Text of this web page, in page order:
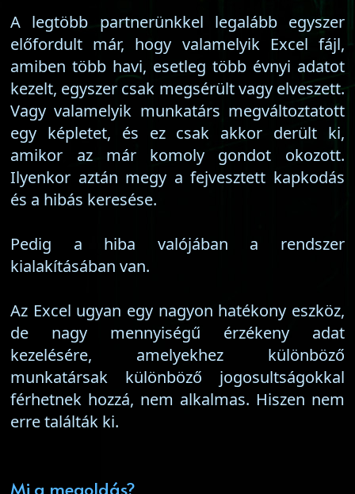
A legtöbb partnerünkkel legalább egyszer
előfordult már, hogy valamelyik Excel fájl,
amiben több havi, esetleg több évnyi adatot
kezelt, egyszer csak megsérült vagy elveszett.
Vagy valamelyik munkatárs megváltoztatott
egy képletet, és ez csak akkor derült ki,
amikor az már komoly gondot okozott.
Ilyenkor aztán megy a fejvesztett kapkodás
és a hibás keresése.
Pedig a hiba valójában a rendszer
kialakításában van.
Az Excel ugyan egy nagyon hatékony eszköz,
de nagy mennyiségű érzékeny adat
kezelésére, amelyekhez különböző
munkatársak különböző jogosultságokkal
férhetnek hozzá, nem alkalmas. Hiszen nem
erre találták ki.
Mi a megoldás?